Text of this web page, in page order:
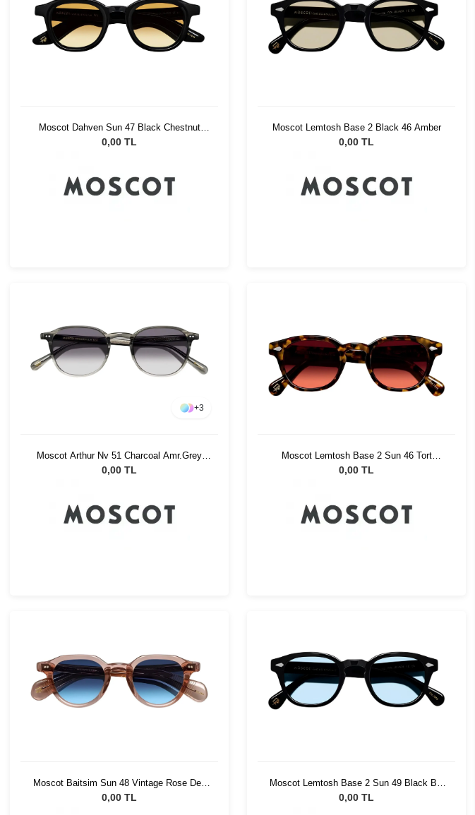
Moscot Dahven Sun 47 Black Chestnut
Fade
0,00 TL
Moscot Lemtosh Base 2 Black 46 Amber
0,00 TL
+3
Moscot Arthur Nv 51 Charcoal Amr.Grey
Fade
0,00 TL
Moscot Lemtosh Base 2 Sun 46 Tort
Cabernet
0,00 TL
Moscot Baitsim Sun 48 Vintage Rose Den
Bl
0,00 TL
Moscot Lemtosh Base 2 Sun 49 Black Bel
Air Blue
0,00 TL